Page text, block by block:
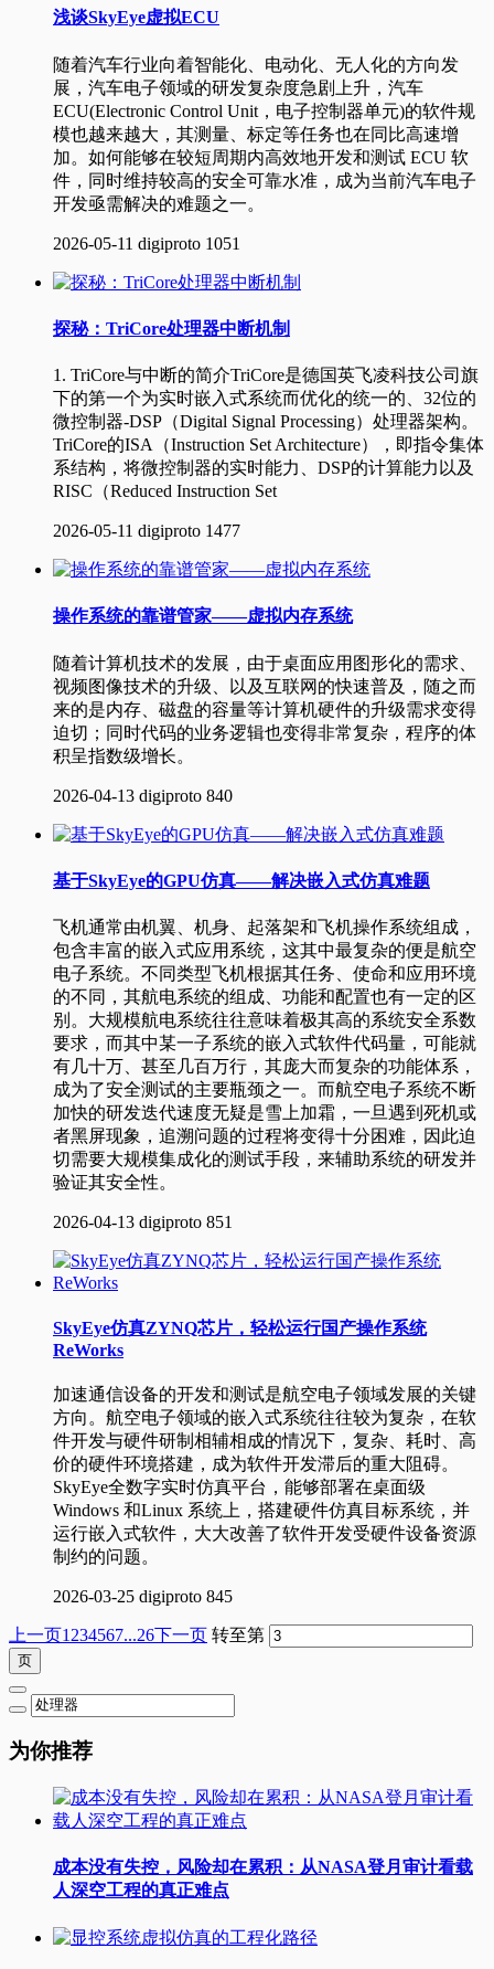
浅谈SkyEye虚拟ECU
随着汽车行业向着智能化、电动化、无人化的方向发
展，汽车电子领域的研发复杂度急剧上升，汽车
ECU(Electronic Control Unit，电子控制器单元)的软件规
模也越来越大，其测量、标定等任务也在同比高速增
加。如何能够在较短周期内高效地开发和测试 ECU 软
件，同时维持较高的安全可靠水准，成为当前汽车电子
开发亟需解决的难题之一。
2026-05-11 digiproto 1051
探秘：TriCore处理器中断机制
1. TriCore与中断的简介TriCore是德国英飞凌科技公司旗
下的第一个为实时嵌入式系统而优化的统一的、32位的
微控制器-DSP（Digital Signal Processing）处理器架构。
TriCore的ISA（Instruction Set Architecture），即指令集体
系结构，将微控制器的实时能力、DSP的计算能力以及
RISC（Reduced Instruction Set
2026-05-11 digiproto 1477
操作系统的靠谱管家——虚拟内存系统
随着计算机技术的发展，由于桌面应用图形化的需求、
视频图像技术的升级、以及互联网的快速普及，随之而
来的是内存、磁盘的容量等计算机硬件的升级需求变得
迫切；同时代码的业务逻辑也变得非常复杂，程序的体
积呈指数级增长。
2026-04-13 digiproto 840
基于SkyEye的GPU仿真——解决嵌入式仿真难题
飞机通常由机翼、机身、起落架和飞机操作系统组成，
包含丰富的嵌入式应用系统，这其中最复杂的便是航空
电子系统。不同类型飞机根据其任务、使命和应用环境
的不同，其航电系统的组成、功能和配置也有一定的区
别。大规模航电系统往往意味着极其高的系统安全系数
要求，而其中某一子系统的嵌入式软件代码量，可能就
有几十万、甚至几百万行，其庞大而复杂的功能体系，
成为了安全测试的主要瓶颈之一。而航空电子系统不断
加快的研发迭代速度无疑是雪上加霜，一旦遇到死机或
者黑屏现象，追溯问题的过程将变得十分困难，因此迫
切需要大规模集成化的测试手段，来辅助系统的研发并
验证其安全性。
2026-04-13 digiproto 851
SkyEye仿真ZYNQ芯片，轻松运行国产操作系统
ReWorks
加速通信设备的开发和测试是航空电子领域发展的关键
方向。航空电子领域的嵌入式系统往往较为复杂，在软
件开发与硬件研制相辅相成的情况下，复杂、耗时、高
价的硬件环境搭建，成为软件开发滞后的重大阻碍。
SkyEye全数字实时仿真平台，能够部署在桌面级
Windows 和Linux 系统上，搭建硬件仿真目标系统，并
运行嵌入式软件，大大改善了软件开发受硬件设备资源
制约的问题。
2026-03-25 digiproto 845
上一页1 234567...26下一页 转至第
为你推荐
成本没有失控，风险却在累积：从NASA登月审计看载
人深空工程的真正难点